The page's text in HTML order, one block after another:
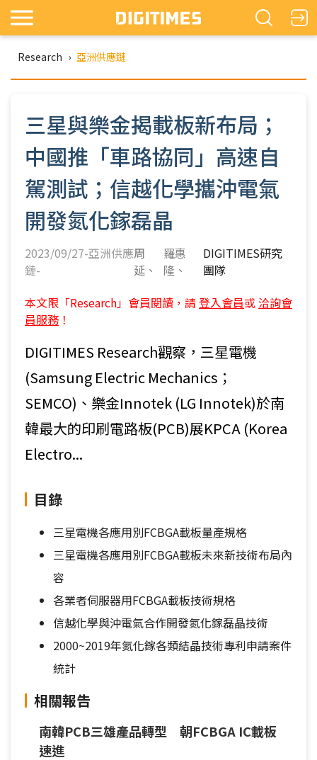
Research › 亞洲供應鏈
三星與樂金揭載板新布局；
中國推「車路協同」高速自
駕測試；信越化學攜沖電氣
開發氮化鎵磊晶
2023/09/27-亞洲供應
鏈-
周
延
羅惠
隆
DIGITIMES研究
團隊
本文限「Research」會員閱讀，請 登入會員或 洽詢會
員服務 ！
DIGITIMES Research觀察，三星電機
(Samsung Electric Mechanics；
SEMCO)、樂金Innotek (LG Innotek)於南
韓最大的印刷電路板(PCB)展KPCA (Korea
Electro...
目錄
三星電機各應用別FCBGA載板量產規格
三星電機各應用別FCBGA載板未來新技術布局內
容
各業者伺服器用FCBGA載板技術規格
信越化學與沖電氣合作開發氮化鎵磊晶技術
2000~2019年氮化鎵各類結晶技術專利申請案件
統計
相關報告
南韓PCB三雄產品轉型 朝FCBGA IC載板
速進